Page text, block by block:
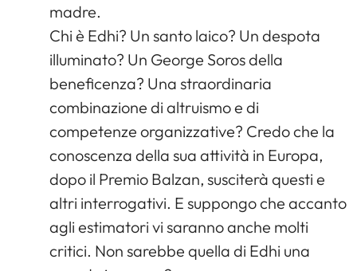
madre.
Chi è Edhi? Un santo laico? Un despota
illuminato? Un George Soros della
beneficenza? Una straordinaria
combinazione di altruismo e di
competenze organizzative? Credo che la
conoscenza della sua attività in Europa,
dopo il Premio Balzan, susciterà questi e
altri interrogativi. E suppongo che accanto
agli estimatori vi saranno anche molti
critici. Non sarebbe quella di Edhi una